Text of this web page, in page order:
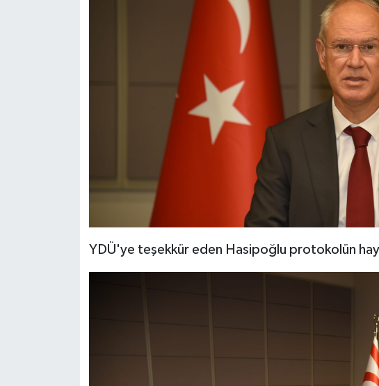
YDÜ'ye teşekkür eden Hasipoğlu protokolün